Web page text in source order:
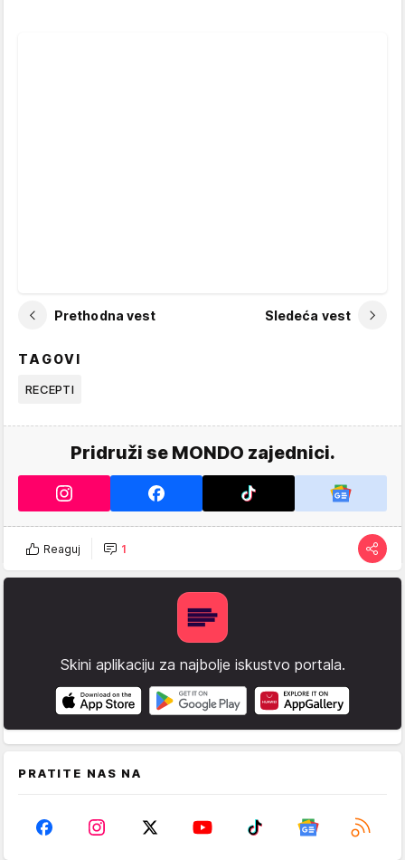
Prethodna vest Sledeća vest
TAGOVI
RECEPTI
Pridruži se MONDO zajednici.
Reaguj 1
Skini aplikaciju za najbolje iskustvo portala.
PRATITE NAS NA